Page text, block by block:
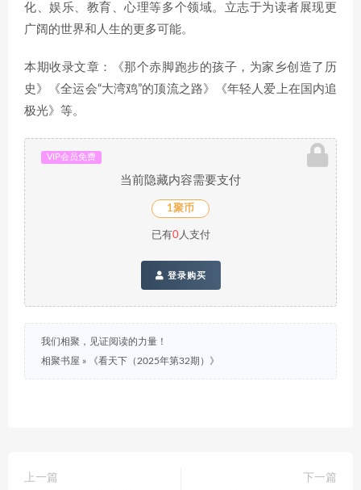
化、娱乐、教育、心理等多个领域。立志于为读者展现更
广阔的世界和人生的更多可能。
本期收录文章：《那个赤脚跑步的孩子，为家乡创造了历
史》《全运会“大湾鸡”的顶流之路》《年轻人爱上在国内追
极光》等。
VIP会员免费
当前隐藏内容需要支付
1聚币
已有0人支付
登录购买
我们相聚，见证阅读的力量！
相聚书屋 » 《看天下（2025年第32期）》
上一篇
下一篇